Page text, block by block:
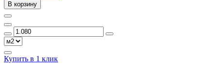
В корзину
Купить в 1 клик